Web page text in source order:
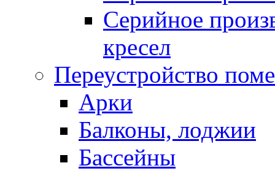
Серийное
кресел
Переустройство
Арки
Балконы, лоджии
Бассейны